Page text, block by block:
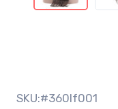
SKU:#360lf001